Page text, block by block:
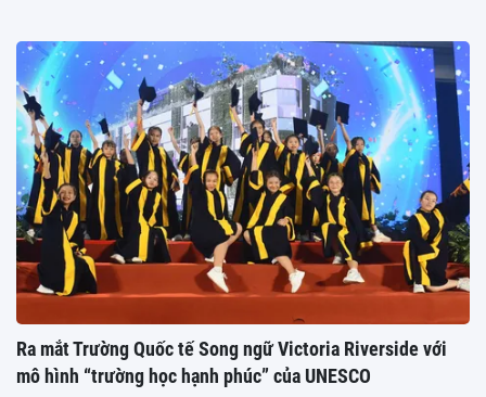
Ra mắt Trường Quốc tế Song ngữ Victoria Riverside với
mô hình “trường học hạnh phúc” của UNESCO